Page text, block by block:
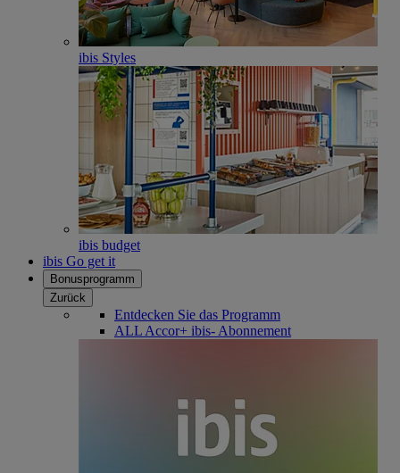
ibis Styles
ibis budget
ibis Go get it
Bonusprogramm
Zurück
Entdecken Sie das Programm
ALL Accor+ ibis- Abonnement